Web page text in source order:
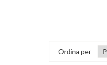
Ordina per